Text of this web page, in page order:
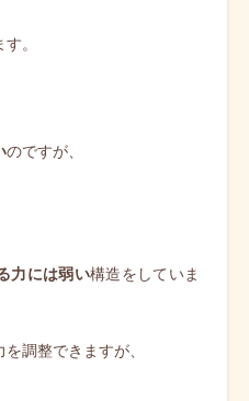
。
のですが、
力には弱い構造をしていま
調整できますが、